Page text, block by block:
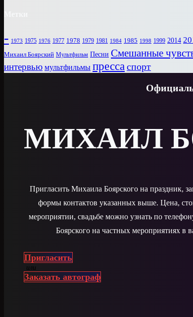
- 1973 1975 1976 1977 1978 1979 1981 1984 1985 1998 1999 2014
Михаил Боярский Мультфильм Песни Смешанные
интервью мультфильмы прессаспорт
МИХАИЛ
Пригласить Михаила Боярского на праздник,
формы контактов указанных выше. Цена,
мероприятии, свадьбе можно узнать по
Боярского на частных мероприятиях в
Пригласить
или
Заказать автограф